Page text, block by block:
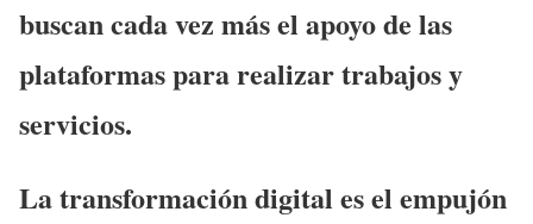
buscan cada vez más el apoyo de las
plataformas para realizar trabajos y
servicios.
Latransformación digital es el empujón